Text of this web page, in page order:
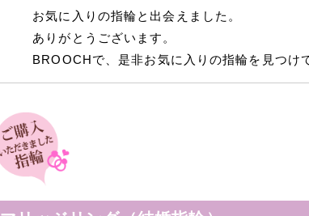
お気に入りの指輪と出会えました。
ありがとうございます。
BROOCHで、是非お気に入りの指輪を見つけ